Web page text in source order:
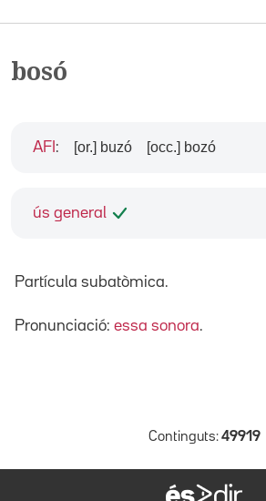
bosó
ús general
AFI : [or.] buzó [occ.] bozó
Partícula subatòmica.
Pronunciació: essa sonora.
Continguts: 49919